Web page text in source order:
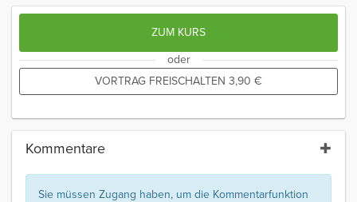
ZUM KURS
oder
VORTRAG FREISCHALTEN 3,90 €
Kommentare
Sie müssen Zugang haben, um die Kommentarfunktion